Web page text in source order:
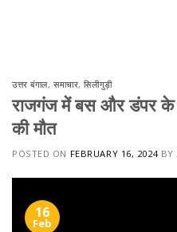
उत्तर बंगाल,समाचार,सिलीगुड़ी
राजगंज में बस और डंपर
की मौत
POSTED ON FEBRUARY 16, 2024BY
16
Feb